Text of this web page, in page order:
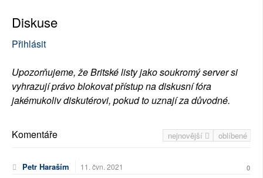
Diskuse
Přihlásit
Upozorňujeme, že Britské listy jako soukromý server si
vyhrazují právo blokovat přístup na diskusní fóra
jakémukoliv diskutérovi, pokud to uznají za důvodné.
nejnovější oblíbené
Komentáře
Petr Haraším 11. čvn. 2021 0